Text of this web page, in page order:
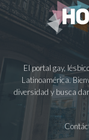
El portal gay,
Latinoamérica.
diversidad y busca